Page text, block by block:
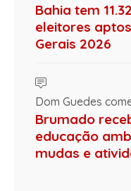
Bahia tem
eleitores
Gerais 2026
Dom Guedes
Brumado
educação
mudas e